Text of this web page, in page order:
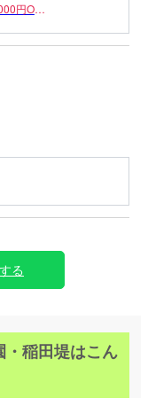
円OFF
る
稲田堤はこん